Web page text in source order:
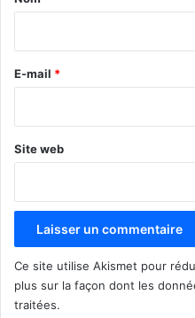
e
E-mail *
Site web
Ce site utilise Akismet pour
plus sur la façon dont les
traitées.